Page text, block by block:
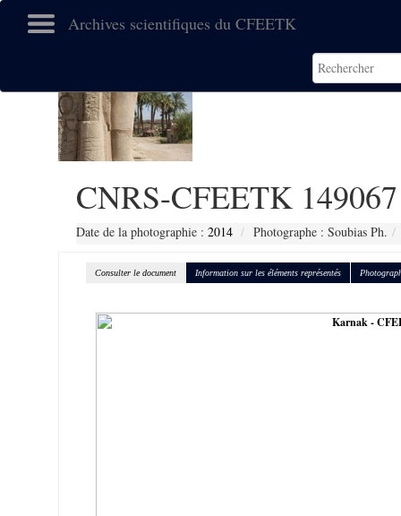
Archives scientifiques du CFEETK
CNRS-CFEETK 149067
Date de la photographie : 2014 Photographe : Soubias Ph.
Consulter le document Information sur les éléments représentés